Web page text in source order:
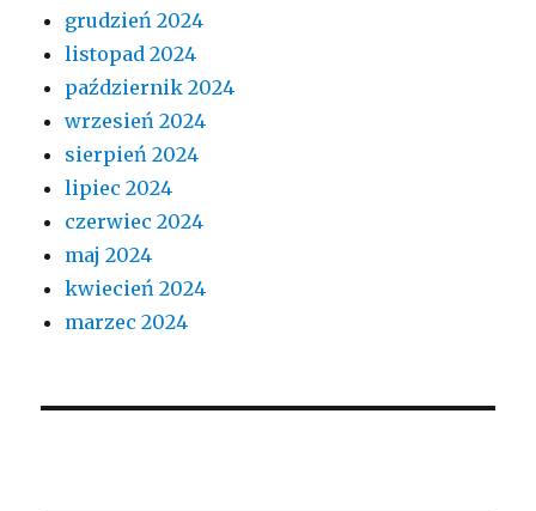
grudzień 2024
listopad 2024
październik 2024
wrzesień 2024
sierpień 2024
lipiec 2024
czerwiec 2024
maj 2024
kwiecień 2024
marzec 2024